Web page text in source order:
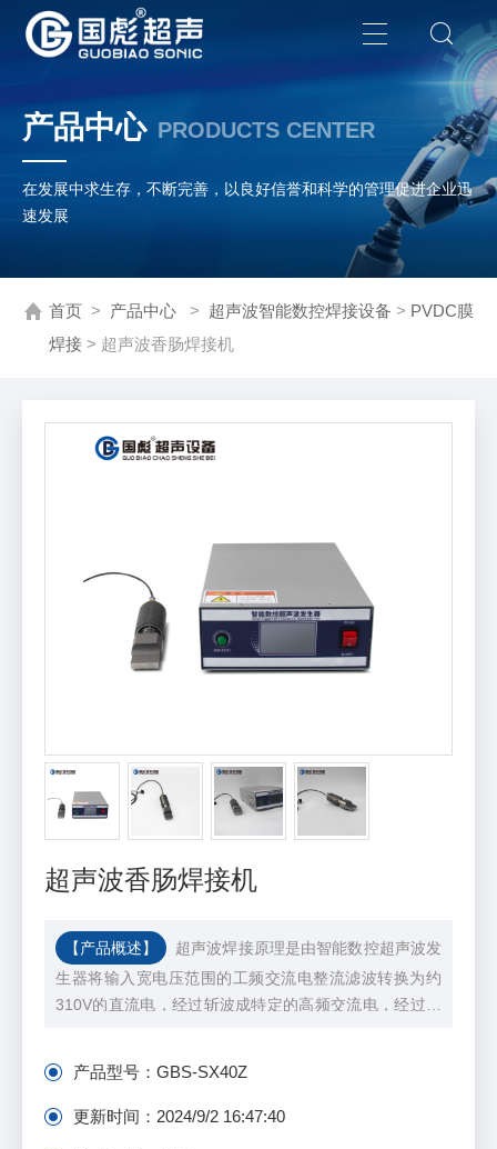
产品中心 PRODUCTS CENTER
在发展中求生存，不断完善，以良好信誉和科学的管理促进企业迅
速发展
首页 > 产品中心 > 超声波智能数控焊接设备 > PVDC膜
焊接 > 超声波香肠焊接机
超声波香肠焊接机
【产品概述】
超声波焊接原理是由智能数控超声波发
生器将输入宽电压范围的工频交流电整流滤波转换为约
310V的直流电，经过斩波成特定的高频交流电，经过高
波焊接工作发生故障时切断超声波输出，从而为超声波
发生器以及整个焊接设备提供极高安全保障。
产品型号： GBS-SX40Z
更新时间： 2024/9/2 16:47:40